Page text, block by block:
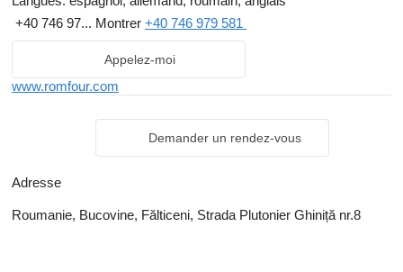
+40 746 97... Montrer +40 746 979 581
Appelez-moi
www.romfour.com
Demander un rendez-vous
Adresse
Roumanie, Bucovine, Fălticeni, Strada Plutonier Ghiniță nr.8